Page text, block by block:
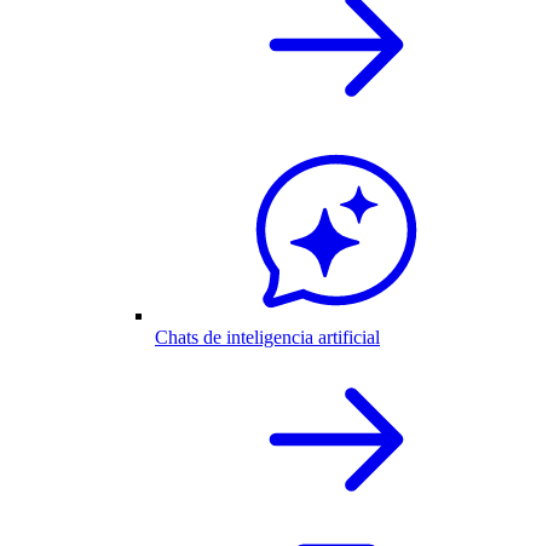
Chats de inteligencia artificial